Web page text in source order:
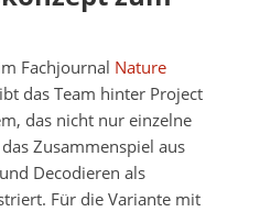
Fachjournal Nature
das Team hinter Project
das nicht nur einzelne
Zusammenspiel aus
Decodieren als
Für die Variante mit